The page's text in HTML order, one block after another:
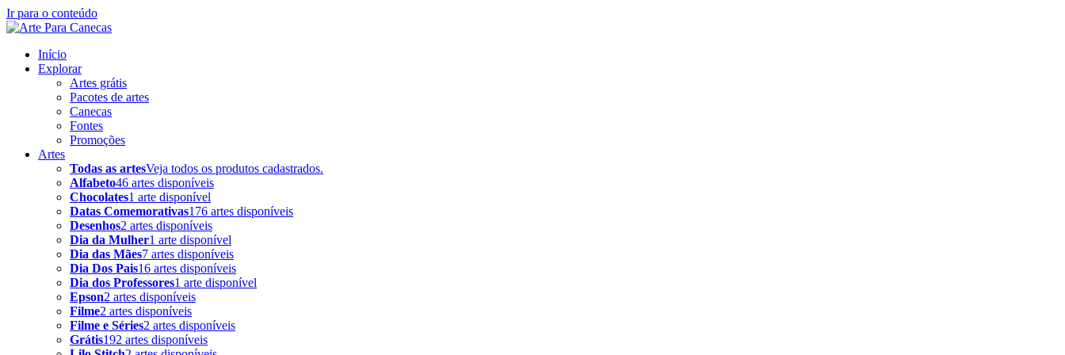
Ir para o conteúdo
Início
Explorar
Artes grátis
Pacotes de artes
Canecas
Fontes
Promoções
Artes
Todas as artesVeja todos os produtos cadastrados.
Alfabeto46 artes disponíveis
Chocolates1 arte disponível
Datas Comemorativas176 artes disponíveis
Desenhos2 artes disponíveis
Dia da Mulher1 arte disponível
Dia das Mães7 artes disponíveis
Dia Dos Pais16 artes disponíveis
Dia dos Professores1 arte disponível
Epson2 artes disponíveis
Filme2 artes disponíveis
Filme e Séries2 artes disponíveis
Grátis192 artes disponíveis